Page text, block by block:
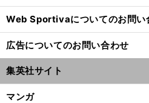
Web Sportivaについてのお問い
広告についてのお問い合わせ
集英社サイト
マンガ